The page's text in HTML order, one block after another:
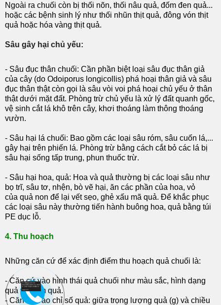
Ngoài ra chuối còn bị thối nõn, thối nâu quả, đốm đen quả...
hoặc các bệnh sinh lý như thối nhũn thịt quả, đông vón thịt
quả hoặc hóa vàng thịt quả.
Sâu gây hại chủ yếu:
- Sâu đục thân chuối: Cần phần biệt loại sâu đục thân giả
của cây (do Odoiporus longicollis) phá hoại thân giả và sâu
đục thân thật còn gọi là sâu vòi voi phá hoại chủ yếu ở thân
thật dưới mặt đất. Phòng trừ chủ yếu là xử lý đất quanh gốc,
vệ sinh cắt lá khô trên cây, khơi thoáng làm thông thoáng
vườn.
- Sâu hại lá chuối: Bao gồm các loại sâu róm, sâu cuốn lá,...
gây hại trên phiến lá. Phòng trừ bằng cách cắt bỏ các lá bị
sâu hại sống tấp trung, phun thuốc trừ.
- Sâu hại hoa, quả: Hoa và quả thường bị các loại sâu như
bọ trĩ, sâu tơ, nhện, bò vẽ hại, ăn các phần của hoa, vỏ
của quả non để lại vết sẹo, ghẻ xấu mã quả. Để khắc phục
các loại sâu này thường tiến hành buông hoa, quả bằng túi
PE dục lỗ.
4. Thu hoạch
Những căn cứ để xác định điểm thu hoạch quả chuối là:
- Căn cứ vào hình thái quả chuối như màu sắc, hình dạng
quả và núm quả.
- Căn cứ vào chỉ số quả: giữa trọng lượng quả (g) và chiều